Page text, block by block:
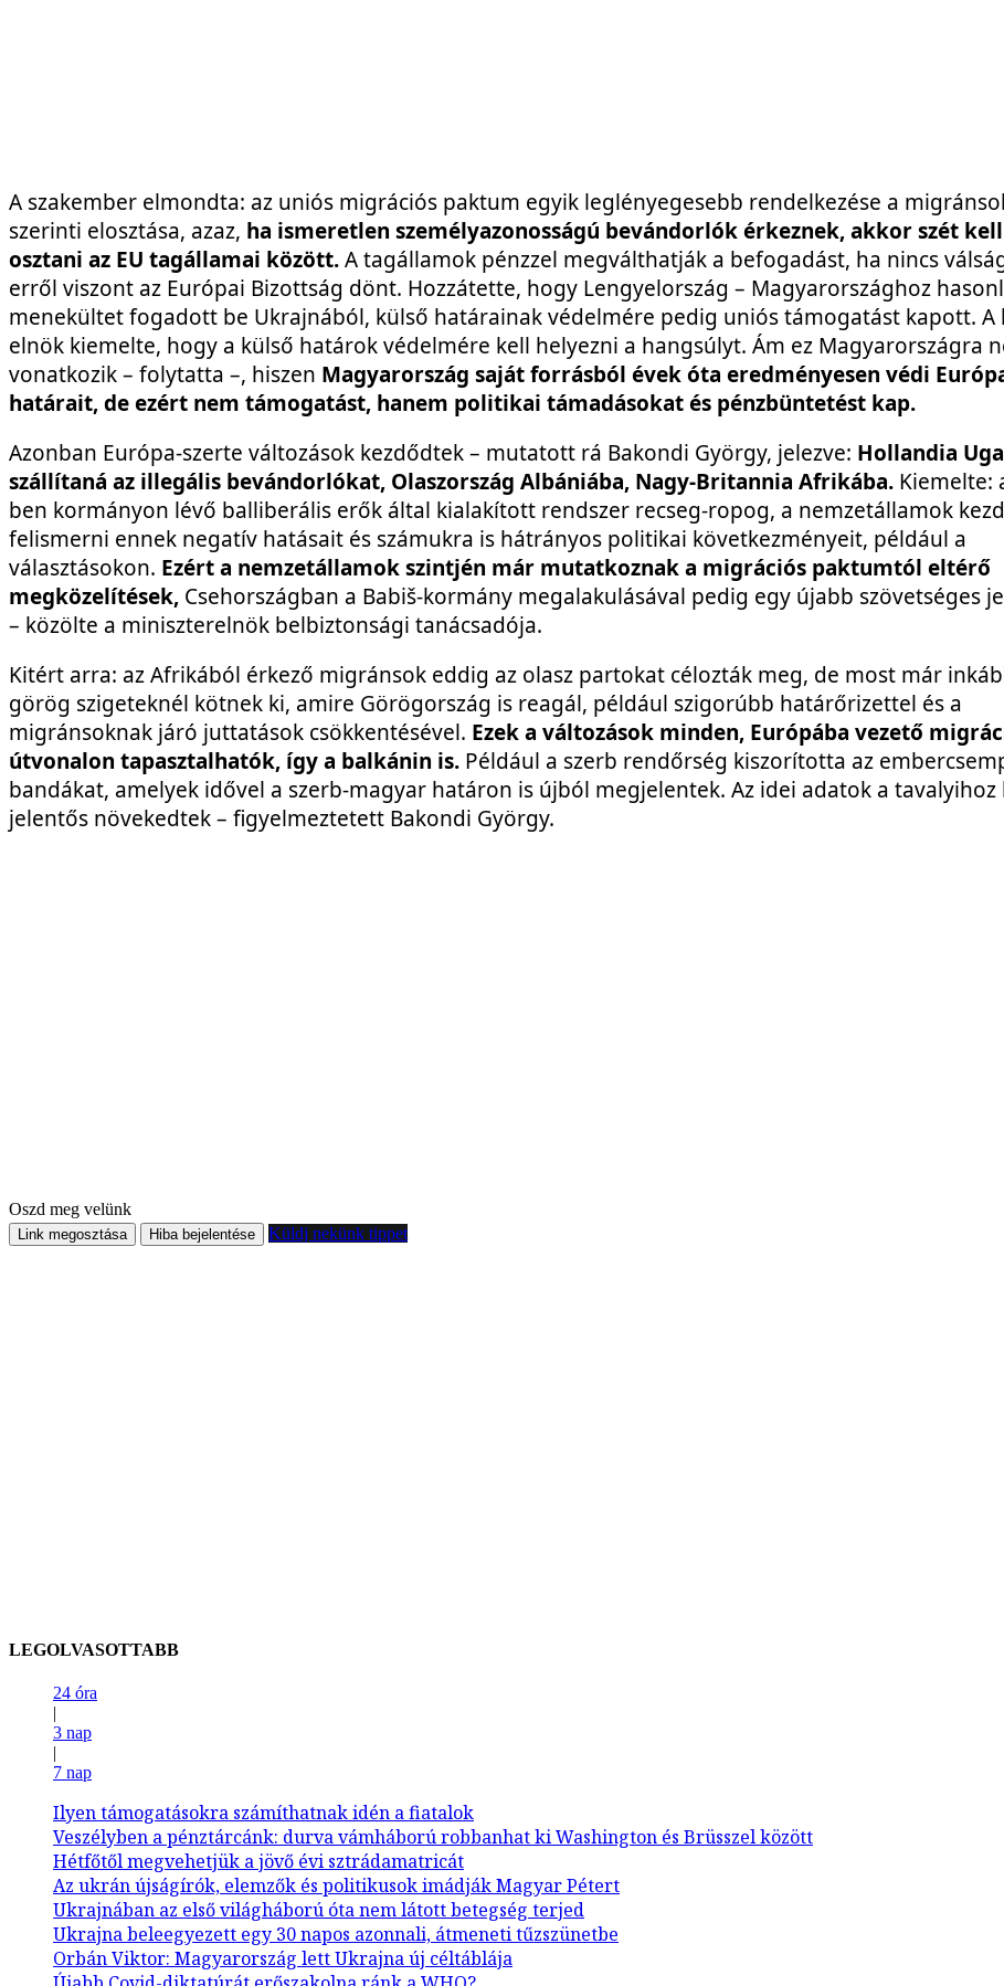
A szakember elmondta: az uniós migrációs paktum egyik leglényegesebb rendelkezése a
szerinti elosztása, azaz, ha ismeretlen személyazonosságú bevándorlók érkeznek, akkor szét
osztani az EU tagállamai között.A tagállamok pénzzel megválthatják a befogadást, ha nincs
erről viszont az Európai Bizottság dönt. Hozzátette, hogy Lengyelország – Magyarországhoz
menekültet fogadott be Ukrajnából, külső határainak védelmére pedig uniós támogatást kapott. A
elnök kiemelte, hogy a külső határok védelmére kell helyezni a hangsúlyt. Ám ez Magyarországra
vonatkozik – folytatta –, hiszen Magyarország saját forrásból évek óta eredményesen védi
határait, de ezért nem támogatást, hanem politikai támadásokat és pénzbüntetést kap.
Azonban Európa-szerte változások kezdődtek – mutatott rá Bakondi György, jelezve: Hollandia
szállítaná az illegális bevándorlókat, Olaszország Albániába, Nagy-Britannia Afrikába. Kiemelte:
ben kormányon lévő balliberális erők által kialakított rendszer recseg-ropog, a nemzetállamok
felismerni ennek negatív hatásait és számukra is hátrányos politikai következményeit, például a
választásokon. Ezért a nemzetállamok szintjén már mutatkoznak a migrációs paktumtól eltérő
megközelítések, Csehországban a Babiš-kormány megalakulásával pedig egy újabb szövetséges
– közölte a miniszterelnök belbiztonsági tanácsadója.
Kitért arra: az Afrikából érkező migránsok eddig az olasz partokat célozták meg, de most már
görög szigeteknél kötnek ki, amire Görögország is reagál, például szigorúbb határőrizettel és a
migránsoknak járó juttatások csökkentésével. Ezek a változások minden, Európába vezető
útvonalon tapasztalhatók, így a balkánin is. Például a szerb rendőrség kiszorította az
bandákat, amelyek idővel a szerb-magyar határon is újból megjelentek. Az idei adatok a tavalyihoz
jelentős növekedtek – figyelmeztetett Bakondi György.
Oszd meg velünk
Link megosztása Hiba bejelentése Küldj nekünk tippet
LEGOLVASOTTABB
24 óra
|
3 nap
|
7 nap